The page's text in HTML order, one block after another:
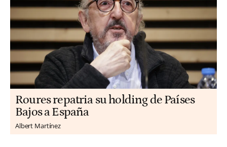
Roures repatria su holding de Países
Bajos a España
Albert Martínez